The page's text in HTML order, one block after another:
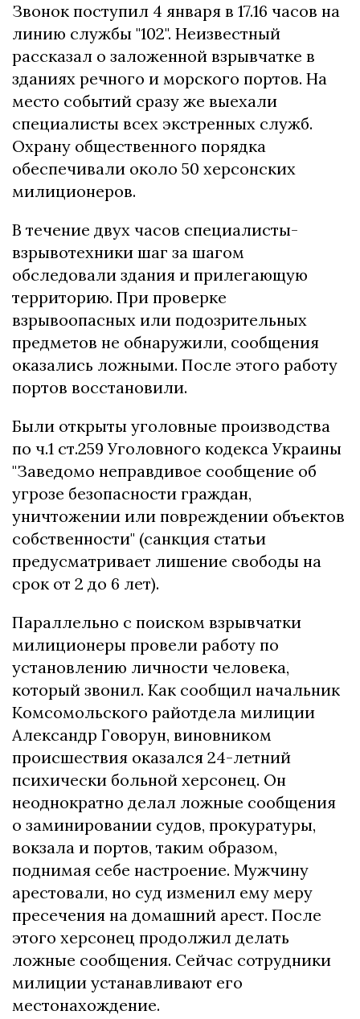
Звонок поступил 4 января в 17.16 часов на
линию службы "102". Неизвестный
рассказал о заложенной взрывчатке в
зданиях речного и морского портов. На
место событий сразу же выехали
специалисты всех экстренных служб.
Охрану общественного порядка
обеспечивали около 50 херсонских
милиционеров.
В течение двух часов специалисты-
взрывотехники шаг за шагом
обследовали здания и прилегающую
территорию. При проверке
взрывоопасных или подозрительных
предметов не обнаружили, сообщения
оказались ложными. После этого работу
портов восстановили.
Были открыты уголовные производства
по ч.1 ст.259 Уголовного кодекса Украины
"Заведомо неправдивое сообщение об
угрозе безопасности граждан,
уничтожении или повреждении объектов
собственности" (санкция статьи
предусматривает лишение свободы на
срок от 2 до 6 лет).
Параллельно с поиском взрывчатки
милиционеры провели работу по
установлению личности человека,
который звонил. Как сообщил начальник
Комсомольского райотдела милиции
Александр Говорун, виновником
происшествия оказался 24-летний
психически больной херсонец. Он
неоднократно делал ложные сообщения
о заминировании судов, прокуратуры,
вокзала и портов, таким образом,
поднимая себе настроение. Мужчину
арестовали, но суд изменил ему меру
пресечения на домашний арест. После
этого херсонец продолжил делать
ложные сообщения. Сейчас сотрудники
милиции устанавливают его
местонахождение.